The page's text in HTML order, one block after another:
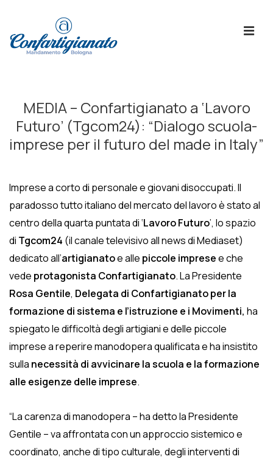
Principale
MEDIA – Confartigianato a ‘Lavoro
Futuro’ (Tgcom24): “Dialogo scuola-
imprese per il futuro del made in Italy”
Imprese a corto di personale e giovani disoccupati. Il
paradosso tutto italiano del mercato del lavoro è stato al
centro della quarta puntata di ‘Lavoro Futuro’, lo spazio
di Tgcom24 (il canale televisivo all news di Mediaset)
dedicato all’artigianatoe alle piccole impresee che
vede protagonista Confartigianato. La Presidente
Rosa Gentile, Delegata di Confartigianato per la
formazione di sistema e l’istruzione e i Movimenti, ha
spiegatole difficoltà degli artigiani e delle piccole
imprese a reperire manodopera qualificata e ha insistito
sulla necessità di avvicinare la scuola e la formazione
alle esigenze delle imprese.
“La carenza di manodopera – ha detto la Presidente
Gentile – va affrontata con un approccio sistemico e
coordinato, anche di tipo culturale, degli interventi di